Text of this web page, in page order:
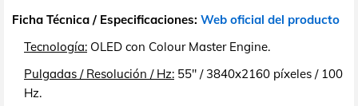
Ficha Técnica / Especificaciones: Web oficial del producto
Tecnología: OLED con Colour Master Engine.
Pulgadas / Resolución / Hz: 55" / 3840x2160 píxeles / 100
Hz.